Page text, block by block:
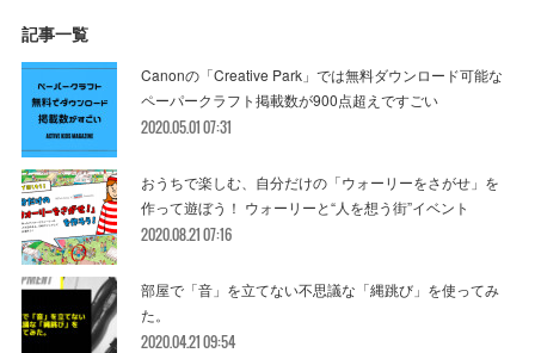
記事一覧
Canonの「Creative Park」では無料ダウンロード可能な
ペーパークラフト掲載数が900点超えですごい
2020.05.01 07:31
おうちで楽しむ、自分だけの「ウォーリーをさがせ」を
作って遊ぼう！ ウォーリーと“人を想う街”イベント
2020.08.21 07:16
部屋で「音」を立てない不思議な「縄跳び」を使ってみ
た。
2020.04.21 09:54